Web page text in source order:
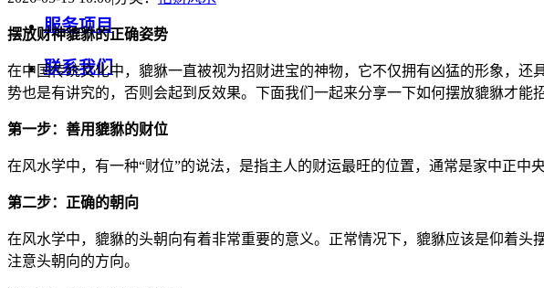
服务项目
联系我们
摆放财神貔貅的正确姿势
在中国传统文化中，貔貅一直被视为招财进宝的神物，它不仅拥有凶猛的形象，
势也是有讲究的，否则会起到反效果。下面我们一起来分享一下如何摆放貔貅才能
第一步：善用貔貅的财位
在风水学中，有一种“财位”的说法，是指主人的财运最旺的位置，通常是家中正
第二步：正确的朝向
在风水学中，貔貅的头朝向有着非常重要的意义。正常情况下，貔貅应该是仰着
注意头朝向的方向。